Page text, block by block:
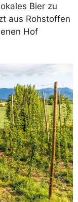
Bier zu
aus Rohstoffen
Hof